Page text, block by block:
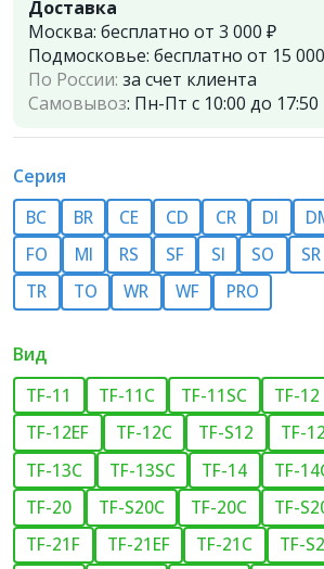
Доставка
Москва: бесплатно от 3 000 ₽
Подмосковье: бесплатно от 15
По России: за счет клиента
Самовывоз: Пн-Пт с 10:00 до 17:50
Серия
BC BR CE CD СR DI
FO
MI RS SF SI SO SR
TR
TO WR WF PRO
Вид
TF-11 TF-11C TF-11SC TF-12
TF-12EF
TF-12C TF-S12 TF-
TF-13C
TF-13SC TF-14 TF-
TF-20
TF-S20C TF-20C TF-
TF-21F
TF-21EF TF-21C TF-